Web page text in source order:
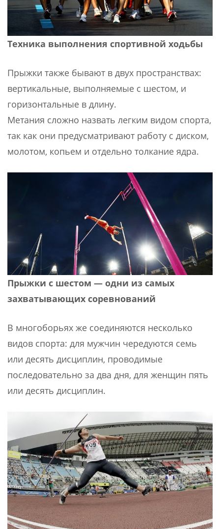
Техника выполнения спортивной ходьбы
Прыжки также бывают в двух пространствах:
вертикальные, выполняемые с шестом, и
горизонтальные в длину.
Метания сложно назвать легким видом спорта,
так как они предусматривают работу с диском,
молотом, копьем и отдельно толкание ядра.
Прыжки с шестом — одни из самых
захватывающих соревнований
В многоборьях же соединяются несколько
видов спорта: для мужчин чередуются семь
или десять дисциплин, проводимые
последовательно за два дня, для женщин пять
или десять дисциплин.